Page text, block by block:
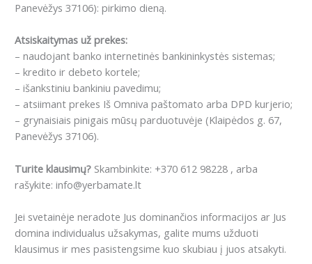
Panevėžys 37106): pirkimo dieną.
Atsiskaitymas už prekes:
– naudojant banko internetinės bankininkystės sistemas;
– kredito ir debeto kortele;
– išankstiniu bankiniu pavedimu;
– atsiimant prekes Iš Omniva paštomato arba DPD kurjerio;
– grynaisiais pinigais mūsų parduotuvėje (Klaipėdos g. 67,
Panevėžys 37106).
Turite klausimų? Skambinkite: +370 612 98228 , arba
rašykite: info@yerbamate.lt
Jei svetainėje neradote Jus dominančios informacijos ar Jus
domina individualus užsakymas, galite mums užduoti
klausimus ir mes pasistengsime kuo skubiau į juos atsakyti.